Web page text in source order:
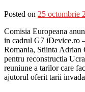
Posted on 25 octombrie
Comisia Europeana
in cadrul G7 iDevice.ro
Romania, Stiinta Adrian
pentru reconstructia
reuniune a tarilor care
ajutorul oferit tarii